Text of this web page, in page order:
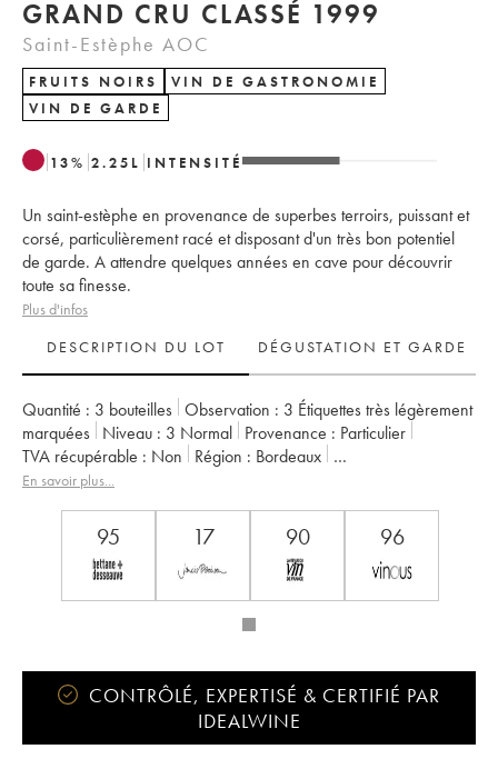
GRAND CRU CLASSÉ 1999
Saint-Estèphe AOC
FRUITS NOIRS
VIN DE GASTRONOMIE
VIN DE GARDE
13% 2.25 L INTENSITÉ
Un saint-estèphe en provenance de superbes terroirs, puissant et
corsé, particulièrement racé et disposant d'un très bon potentiel
de garde. A attendre quelques années en cave pour découvrir
toute sa finesse.
Plus d'infos
DESCRIPTION DU LOT
DÉGUSTATION ET GARDE
Quantité : 3 bouteilles Observation : 3 Étiquettes très légèrement
marquées
Niveau : 3 Normal Provenance : particulier
TVA récupérable :
non Région :
Bordeaux
Appellation :
Propriétaire :
Suravenir Assurances
En savoir plus...
95 17 90 96
CONTRÔLÉ, EXPERTISÉ & CERTIFIÉ PAR
IDEALWINE